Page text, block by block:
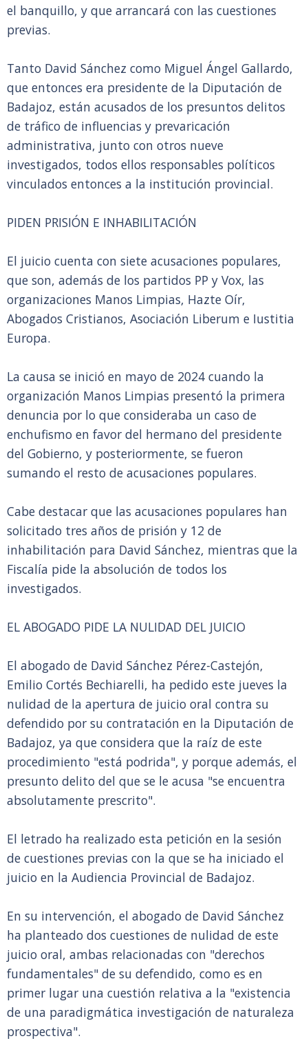
el banquillo, y que arrancará con las cuestiones
previas.
Tanto David Sánchez como Miguel Ángel Gallardo,
que entonces era presidente de la Diputación de
Badajoz, están acusados de los presuntos delitos
de tráfico de influencias y prevaricación
administrativa, junto con otros nueve
investigados, todos ellos responsables políticos
vinculados entonces a la institución provincial.
PIDEN PRISIÓN E INHABILITACIÓN
El juicio cuenta con siete acusaciones populares,
que son, además de los partidos PP y Vox, las
organizaciones Manos Limpias, Hazte Oír,
Abogados Cristianos, Asociación Liberum e Iustitia
Europa.
La causa se inició en mayo de 2024 cuando la
organización Manos Limpias presentó la primera
denuncia por lo que consideraba un caso de
enchufismo en favor del hermano del presidente
del Gobierno, y posteriormente, se fueron
sumando el resto de acusaciones populares.
Cabe destacar que las acusaciones populares han
solicitado tres años de prisión y 12 de
inhabilitación para David Sánchez, mientras que la
Fiscalía pide la absolución de todos los
investigados.
EL ABOGADO PIDE LA NULIDAD DEL JUICIO
El abogado de David Sánchez Pérez-Castejón,
Emilio Cortés Bechiarelli, ha pedido este jueves la
nulidad de la apertura de juicio oral contra su
defendido por su contratación en la Diputación de
Badajoz, ya que considera que la raíz de este
procedimiento "está podrida", y porque además, el
presunto delito del que se le acusa "se encuentra
absolutamente prescrito".
El letrado ha realizado esta petición en la sesión
de cuestiones previas con la que se ha iniciado el
juicio en la Audiencia Provincial de Badajoz.
En su intervención, el abogado de David Sánchez
ha planteado dos cuestiones de nulidad de este
juicio oral, ambas relacionadas con "derechos
fundamentales" de su defendido, como es en
primer lugar una cuestión relativa a la "existencia
de una paradigmática investigación de naturaleza
prospectiva".